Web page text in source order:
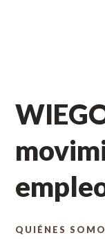
QUIÉNES